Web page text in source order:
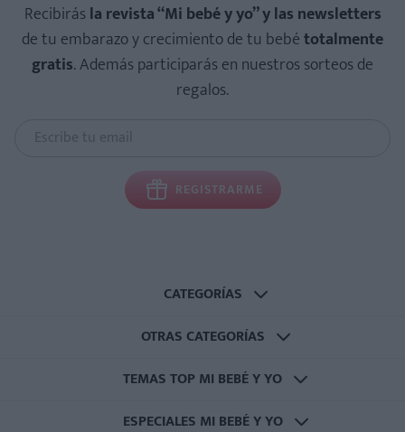
Recibirásla revista “Mi bebé y yo” y las newsletters
de tu embarazo y crecimiento de tu bebétotalmente
gratis. Además participarás en nuestros sorteos de
regalos.
REGISTRARME
CATEGORÍAS
OTRAS CATEGORÍAS
TEMAS TOP MI BEBÉ Y YO
ESPECIALES MI BEBÉ Y YO